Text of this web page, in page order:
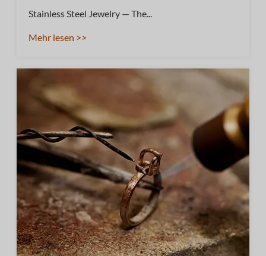
Stainless Steel Jewelry — The...
Mehr lesen >>